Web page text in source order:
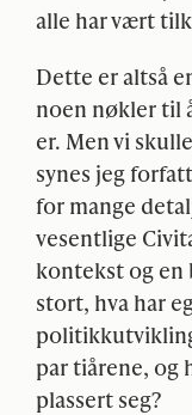
alle har vært
Dette er altså
noen nøkler til
er. Men vi
synes jeg
for mange
vesentlige
kontekst og en
stort, hva har
par tiårene, og
plassert seg?